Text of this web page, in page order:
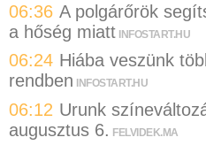
06:36 A polgárőrök
a hőség miatt INFOSTART.HU
06:24 Hiába veszünk
rendben
INFOSTART.HU
06:12 Urunk
augusztus 6. FELVIDEK.MA